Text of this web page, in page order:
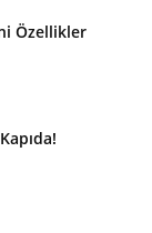
Özellikler